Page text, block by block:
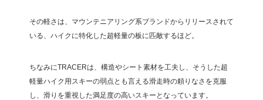
その軽さは、マウンテニアリング系ブランドからリリースされて
いる、ハイクに特化した超軽量の板に匹敵するほど。
ちなみにTRACERは、構造やシート素材を工夫し、そうした超
軽量ハイク用スキーの弱点とも言える滑走時の頼りなさを克服
し、滑りを重視した満足度の高いスキーとなっています。